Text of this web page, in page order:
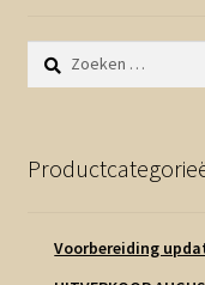
Zoeken
naar:
Voorbereiding